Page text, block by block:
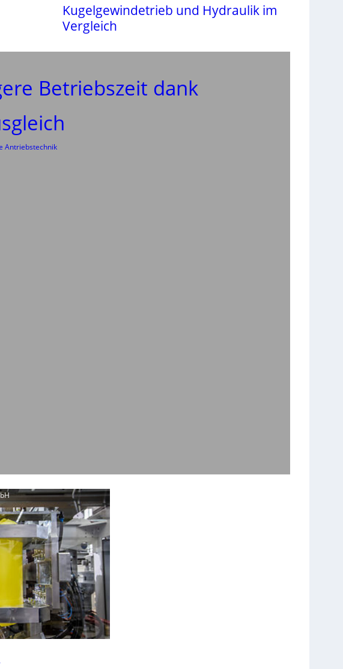
Kugelgewindetrieb und Hydraulik im
Vergleich
Betriebszeit dank
Antriebstechnik